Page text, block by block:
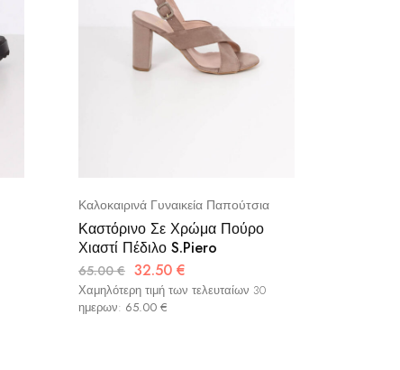
Καλοκαιρινά Γυναικεία Παπούτσια
Καστόρινο Σε Χρώμα Πούρο
Χιαστί Πέδιλο S.Piero
65.00€ 32.50 €
Χαμηλότερη τιμή των τελευταίων 30
ημερων: 65.00 €